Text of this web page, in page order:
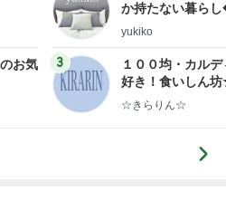
お気
か持たない暮ら
ep Life Simple◆
yukiko
3
１００均・カルデ
好き！食いしん
らりん☆のブログ
☆きらりん☆